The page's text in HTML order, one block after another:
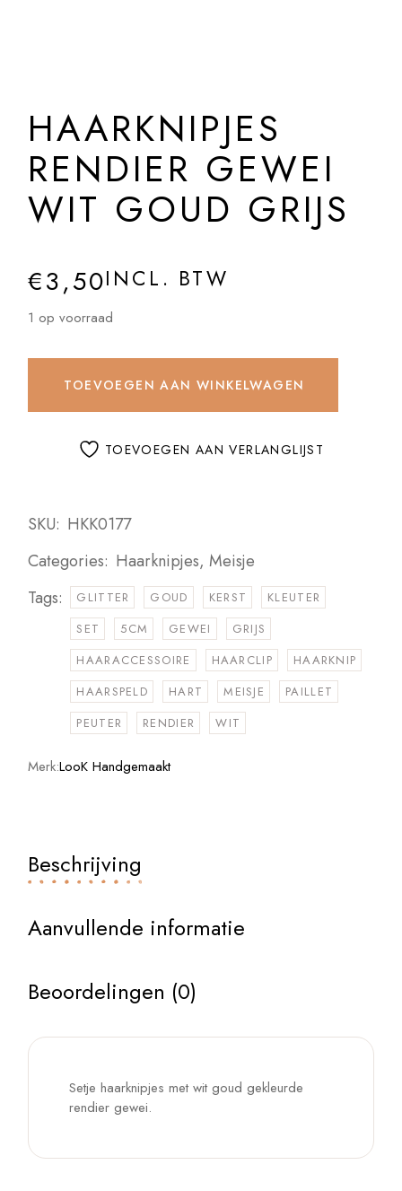
HAARKNIPJES
RENDIER GEWEI
WIT GOUD GRIJS
€3,50INCL. BTW
1 op voorraad
TOEVOEGEN AAN WINKELWAGEN
TOEVOEGEN AAN VERLANGLIJST
SKU: HKK0177
Categories: Haarknipjes,Meisje
Tags:
GLITTER GOUD KERST
KLEUTER
SET
5CM GEWEI
GRIJS
HAARACCESSOIRE
HAARCLIP
HAARKNIP
HAARSPELD
HART MEISJE
PAILLET
PEUTER
RENDIER WIT
Merk:LooK Handgemaakt
Beschrijving
Aanvullende informatie
Beoordelingen (0)
Setje haarknipjes met wit goud gekleurde
rendier gewei.